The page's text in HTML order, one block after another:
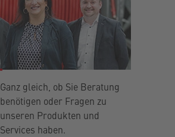
Ganz gleich, ob Sie Beratung
benötigen oder Fragen zu
unseren Produkten und
Services haben.